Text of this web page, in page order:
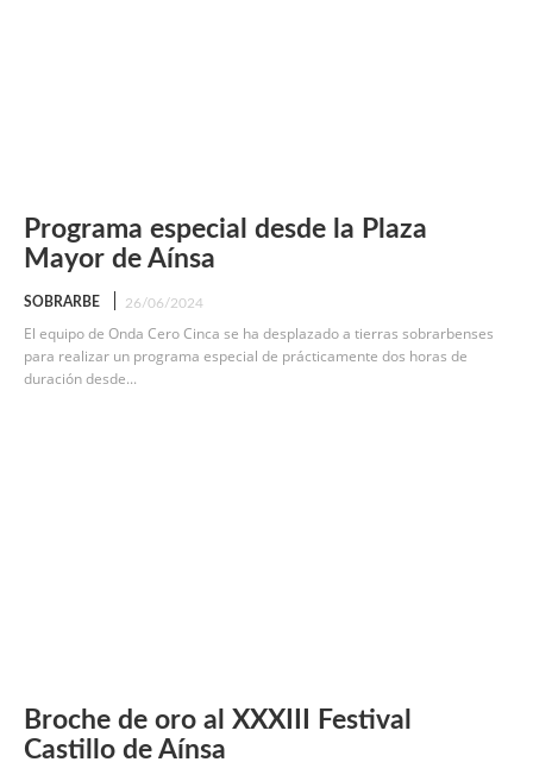
Programa especial desde la Plaza
Mayor de Aínsa
SOBRARBE 26/06/2024
El equipo de Onda Cero Cinca se ha desplazado a tierras sobrarbenses
para realizar un programa especial de prácticamente dos horas de
duración desde...
Broche de oro al XXXIII Festival
Castillo de Aínsa